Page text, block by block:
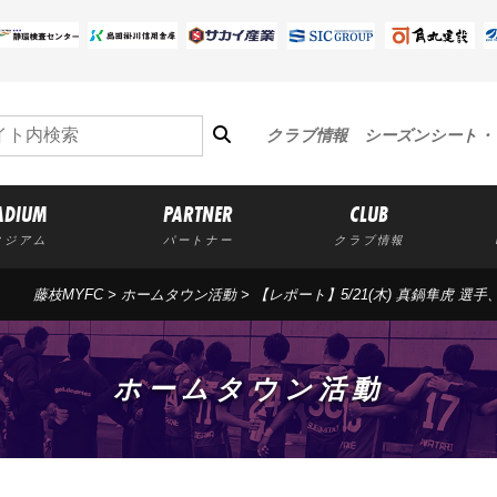
クラブ情報 シーズンシート
ジアム
PARTNER
パートナー
CLUB
クラブ情報
藤枝MYFC> ホームタウン活動> 【レポート】5/21(木) 真鍋隼虎 選
ホームタウン活動